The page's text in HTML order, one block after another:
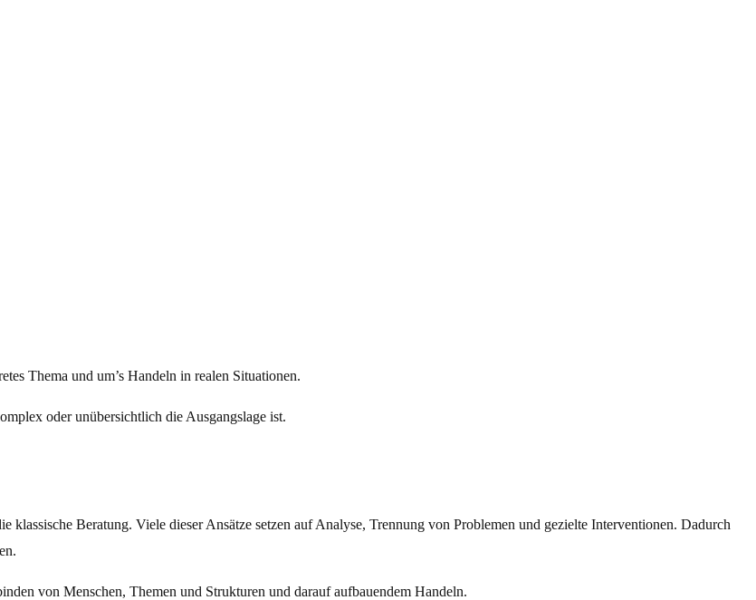
Thema und um’s Handeln in realen Situationen.
oder un­übersichtlich die Ausgangs­lage ist.
Beratung. Viele dieser Ansätze setzen auf Analyse, Trennung von Problemen und gezielte Inter­ventionen. Dadurch
von Menschen, Themen und Strukturen und darauf aufbauendem Handeln.